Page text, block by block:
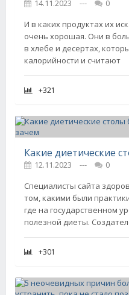
14.11.2023 ---
0
И в каких продуктах их
очень хорошая. Они в
в хлебе и десертах,
калорийности и считают
+321
12.11.2023 ---
0
Специалисты сайта
том, какими были
где на государственном
полезной диеты.
+301